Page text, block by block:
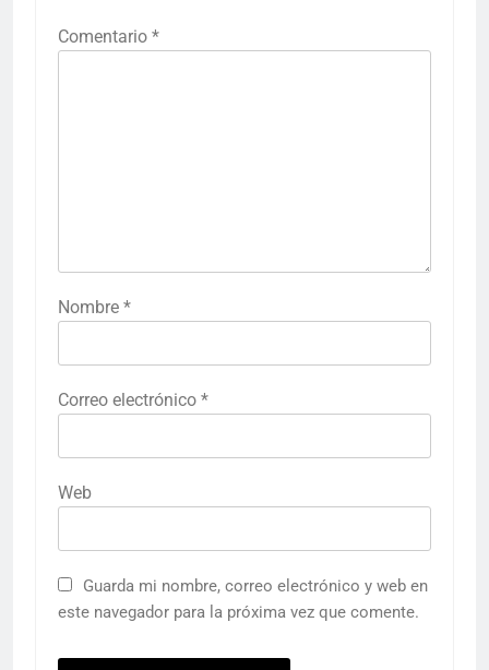
Comentario *
Nombre *
Correo electrónico *
Web
Guarda mi nombre, correo electrónico y web en
este navegador para la próxima vez que comente.